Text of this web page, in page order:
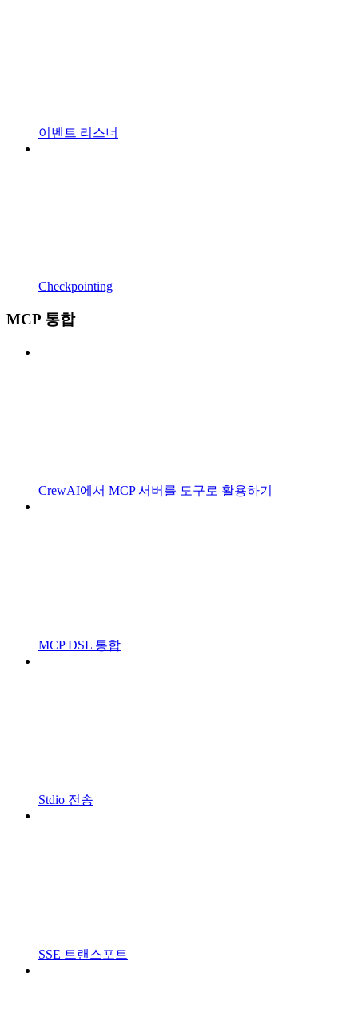
이벤트 리스너
Checkpointing
MCP 통합
CrewAI에서 MCP 서버를 도구로 활용하기
MCP DSL 통합
Stdio 전송
SSE 트랜스포트